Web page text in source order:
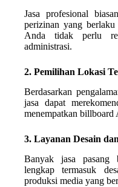
Jasa profesional
perizinan yang
Anda tidak perlu
administrasi.
2. Pemilihan Lokasi
Berdasarkan
jasa dapat
menempatkan billboard
3. Layanan Desain
Banyak jasa pasang
lengkap termasuk
produksi media yang